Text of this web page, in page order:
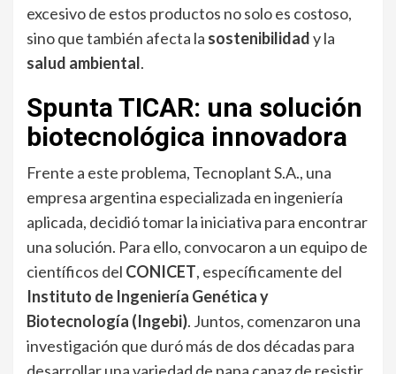
excesivo de estos productos no solo es costoso,
sino que también afecta la sostenibilidady la
salud ambiental.
Spunta TICAR: una solución
biotecnológica innovadora
Frente a este problema, Tecnoplant S.A., una
empresa argentina especializada en ingeniería
aplicada, decidió tomar la iniciativa para encontrar
una solución. Para ello, convocaron a un equipo de
científicos del CONICET, específicamente del
Instituto de Ingeniería Genética y
Biotecnología (Ingebi). Juntos, comenzaron una
investigación que duró más de dos décadas para